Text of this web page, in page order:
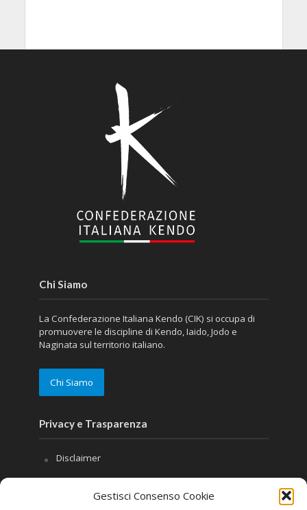
Gestisci Consenso Cookie
Chi Siamo
La Confederazione Italiana Kendo (CIK) si occupa di
promuovere le discipline di Kendo, Iaido, Jodo e
Naginata sul territorio italiano.
Chi Siamo
Privacy e Trasparenza
Disclaimer
Privacy